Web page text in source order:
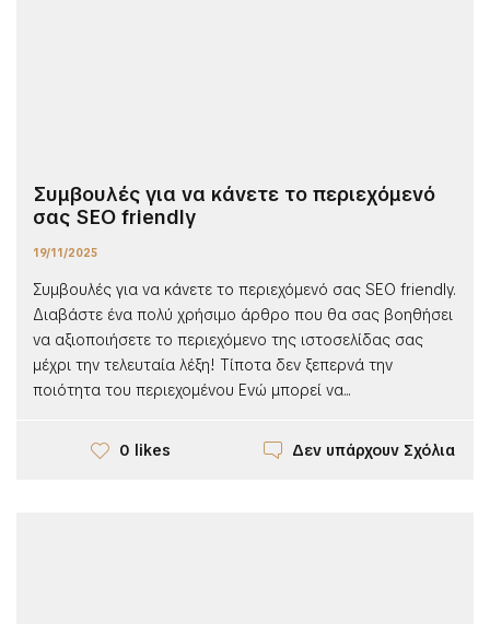
Συμβουλές για να κάνετε το περιεχόμενό
σας SEO friendly
19/11/2025
Συμβουλές για να κάνετε το περιεχόμενό σας SEO friendly.
Διαβάστε ένα πολύ χρήσιμο άρθρο που θα σας βοηθήσει
να αξιοποιήσετε το περιεχόμενο της ιστοσελίδας σας
μέχρι την τελευταία λέξη! Τίποτα δεν ξεπερνά την
ποιότητα του περιεχομένου Ενώ μπορεί να...
0 likes Δεν υπάρχουν Σχόλια